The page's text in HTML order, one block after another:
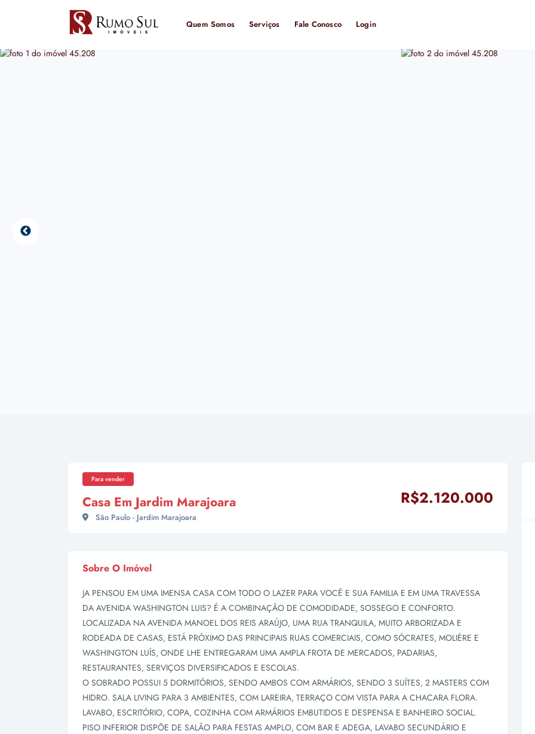
Quem Somos Serviços Fale Conosco Login
Para vender
Casa Em Jardim Marajoara
São Paulo - Jardim Marajoara
R$2.120.000
Sobre O Imóvel
JA PENSOU EM UMA IMENSA CASA COM TODO O LAZER PARA VOCÊ E SUA FAMILIA E EM UMA TRAVESSA
DA AVENIDA WASHINGTON LUIS? É A COMBINAÇÃO DE COMODIDADE, SOSSEGO E CONFORTO.
LOCALIZADA NA AVENIDA MANOEL DOS REIS ARAÚJO, UMA RUA TRANQUILA, MUITO ARBORIZADA E
RODEADA DE CASAS, ESTÁ PRÓXIMO DAS PRINCIPAIS RUAS COMERCIAIS, COMO SÓCRATES, MOLIÉRE E
WASHINGTON LUÍS, ONDE LHE ENTREGARAM UMA AMPLA FROTA DE MERCADOS, PADARIAS,
RESTAURANTES, SERVIÇOS DIVERSIFICADOS E ESCOLAS.
O SOBRADO POSSUI 5 DORMITÓRIOS, SENDO AMBOS COM ARMÁRIOS, SENDO 3 SUÍTES, 2 MASTERS COM
HIDRO. SALA LIVING PARA 3 AMBIENTES, COM LAREIRA, TERRAÇO COM VISTA PARA A CHACARA FLORA.
LAVABO, ESCRITÓRIO, COPA, COZINHA COM ARMÁRIOS EMBUTIDOS E DESPENSA E BANHEIRO SOCIAL.
PISO INFERIOR DISPÕE DE SALÃO PARA FESTAS AMPLO, COM BAR E ADEGA, LAVABO SECUNDÁRIO E